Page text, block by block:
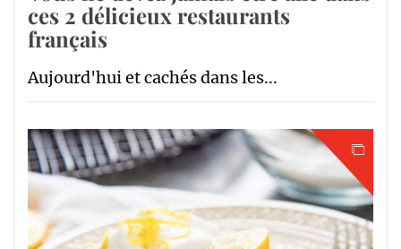
ces 2 délicieux restaurants
français
Aujourd'hui et cachés dans les...